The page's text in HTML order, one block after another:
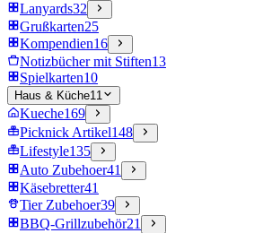
Lanyards32
Grußkarten25
Kompendien16
Notizbücher mit Stiften13
Spielkarten10
Haus & Küche11
Kueche169
Picknick Artikel148
Lifestyle135
Auto Zubehoer41
Käsebretter41
Tier Zubehoer39
BBQ-Grillzubehör21